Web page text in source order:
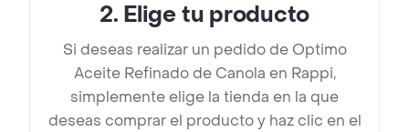
2. Elige tu producto
Si deseas realizar un pedido de Optimo
Aceite Refinado de Canola en Rappi,
simplemente elige la tienda en la que
deseas comprar el producto y haz clic en el